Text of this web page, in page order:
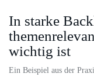
In starke
wichtig ist
Ein Beispiel aus der